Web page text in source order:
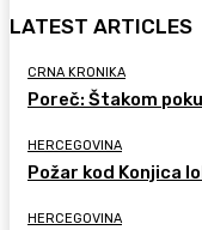
LATEST ARTICLES
CRNA KRONIKA
Poreč: Štakom
HERCEGOVINA
Požar kod Konjica
HERCEGOVINA